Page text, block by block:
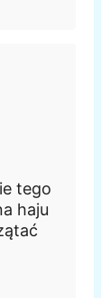
tego
haju